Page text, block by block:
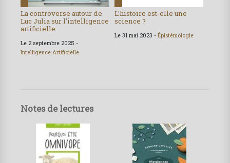
La controverse autour de
Luc Julia sur l’intelligence
artificielle
Le 2 septembre 2025 -
Intelligence Artificielle
L’histoire est-elle une
science ?
Le 31 mai 2023 - Épistémologie
Notes de lectures